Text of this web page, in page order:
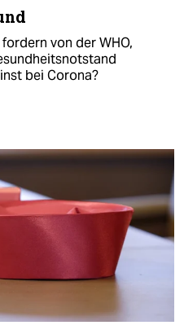
von der WHO,
bei Corona?